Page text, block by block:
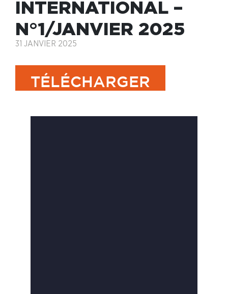
INTERNATIONAL –
N°1/JANVIER 2025
31 JANVIER 2025
TÉLÉCHARGER